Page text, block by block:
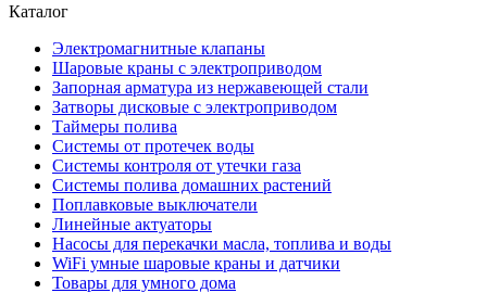
Каталог
Электромагнитные клапаны
Шаровые краны с электроприводом
Запорная арматура из нержавеющей стали
Затворы дисковые с электроприводом
Таймеры полива
Системы от протечек воды
Системы контроля от утечки газа
Системы полива домашних растений
Поплавковые выключатели
Линейные актуаторы
Насосы для перекачки масла, топлива и воды
WiFi умные шаровые краны и датчики
Товары для умного дома